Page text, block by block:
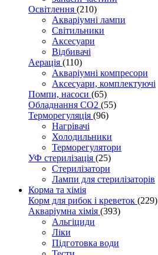
Освітлення (210)
Акваріумні лампи
Світильники
Аксесуари
Відбивачі
Аерація (110)
Акваріумні компресори
Аксесуари, комплектуючі
Помпи, насоси (65)
Обладнання CO2 (55)
Терморегуляція (96)
Нагрівачі
Холодильники
Терморегулятори
УФ стерилізація (25)
Стерилізатори
Лампи для стерилізаторів
Корма та хімія
Корм для рибок і креветок (229)
Акваріумна хімія (393)
Альгіциди
Ліки
Підготовка води